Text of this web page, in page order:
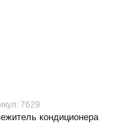
7629
кондиционера